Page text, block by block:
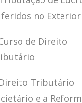
LUCROS
AUFERIDOS POR
COLIGADAS NO
EXTERIOR
TRIBUTAÇÃO DE
LUCROS
AUFERIDOS NO
CURSO DE
DIREITO
TRIBUTÁRIO